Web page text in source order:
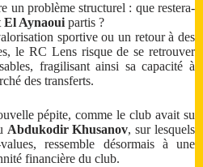
un problème structurel : que restera-
El Aynaoui partis ?
sportive ou un retour à des
le RC Lens risque de se retrouver
fragilisant ainsi sa capacité à
des transferts.
pépite, comme le club avait su
Abdukodir Khusanov, sur lesquels
ressemble désormais à une
financière du club.